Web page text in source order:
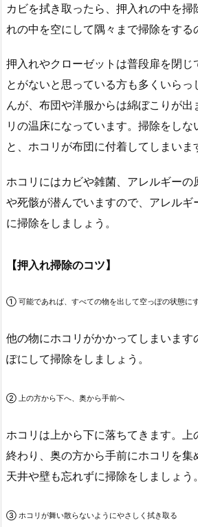
カビを拭き取ったら、押入れの中を掃
れの中を空にして隅々まで掃除をする
押入れやクローゼットは普段扉を閉じ
とがないと思っている方も多くいら
んが、布団や洋服からは綿ぼこりが出
リの温床になっています。掃除をしな
と、ホコリが布団に付着してしまいま
ホコリにはカビや雑菌、アレルギーの
や死骸が潜んでいますので、アレルギ
に掃除をしましょう。
【押入れ掃除のコツ】
① 可能であれば、すべての物を出して空っぽの状態に
他の物にホコリがかかってしまいます
ぽにして掃除をしましょう。
② 上の方から下へ、奥から手前へ
ホコリは上から下に落ちてきます。上
終わり、奥の方から手前にホコリを集
天井や壁も忘れずに掃除をしましょう。
③ ホコリが舞い散らないようにやさしく拭き取る